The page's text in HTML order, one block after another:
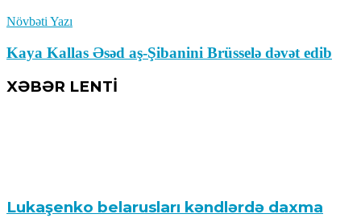
Növbəti Yazı
Kaya Kallas Əsəd aş-Şibanini Brüsselə dəvət edib
XƏBƏR LENTİ
Lukaşenko belarusları kəndlərdə daxma